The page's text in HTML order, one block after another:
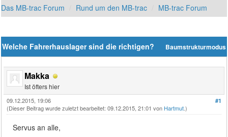
Das MB-trac Forum Rund um den MB-trac MB-trac Forum
Baumstrukturmodus
Welche Fahrerhauslager sind die richtigen?
Makka
Ist öfters hier
#1
09.12.2015, 19:06
(Dieser Beitrag wurde zuletzt bearbeitet: 09.12.2015, 21:01 von Hartmut.)
Servus an alle,